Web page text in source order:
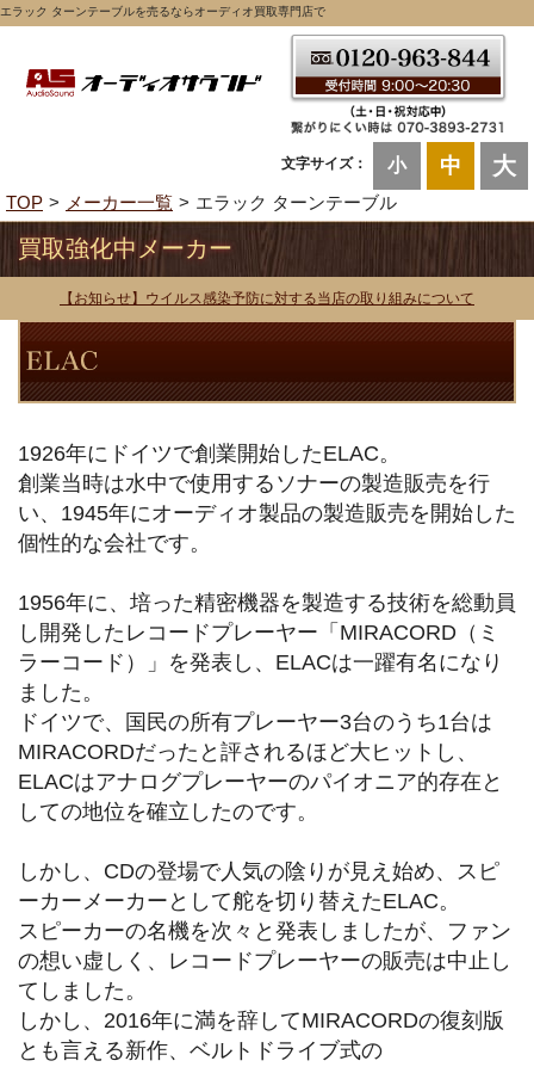
エラック ターンテーブルを売るならオーディオ買取専門店で
文字サイズ： 小 中 大
TOP メーカー一覧 エラック ターンテーブル
買取強化中メーカー
【お知らせ】ウイルス感染予防に対する当店の取り組みについて
1926年にドイツで創業開始したELAC。
創業当時は水中で使用するソナーの製造販売を行
い、1945年にオーディオ製品の製造販売を開始した
個性的な会社です。
1956年に、培った精密機器を製造する技術を総動員
し開発したレコードプレーヤー「MIRACORD（ミ
ラーコード）」を発表し、ELACは一躍有名になり
ました。
ドイツで、国民の所有プレーヤー3台のうち1台は
MIRACORDだったと評されるほど大ヒットし、
ELACはアナログプレーヤーのパイオニア的存在と
しての地位を確立したのです。
しかし、CDの登場で人気の陰りが見え始め、スピ
ーカーメーカーとして舵を切り替えたELAC。
スピーカーの名機を次々と発表しましたが、ファン
の想い虚しく、レコードプレーヤーの販売は中止し
てしました。
しかし、2016年に満を辞してMIRACORDの復刻版
とも言える新作、ベルトドライブ式の